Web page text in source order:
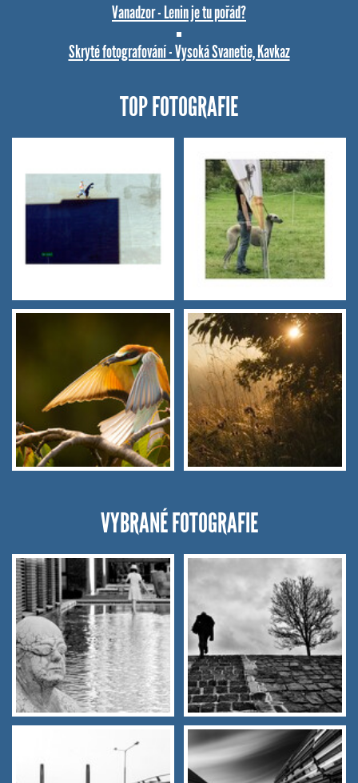
Vanadzor - Lenin je tu pořád?
Skryté fotografování - Vysoká Svanetie, Kavkaz
TOP FOTOGRAFIE
VYBRANÉ FOTOGRAFIE